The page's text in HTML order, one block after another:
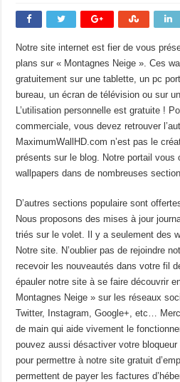
Notre site internet est fier de vous
plans sur « Montagnes Neige ». Ces
gratuitement sur une tablette, un pc
bureau, un écran de télévision ou sur
L’utilisation personnelle est gratuite !
commerciale, vous devez retrouver
MaximumWallHD.com n’est pas le
présents sur le blog. Notre portail vous
wallpapers dans de nombreuses
D’autres sections populaire sont
Nous proposons des mises à jour
triés sur le volet. Il y a seulement des
Notre site. N’oublier pas de rejoindre
recevoir les nouveautés dans votre fil
épauler notre site à se faire découvrir
Montagnes Neige » sur les réseaux
Twitter, Instagram, Google+, etc…
de main qui aide vivement le
pouvez aussi désactiver votre
pour permettre à notre site gratuit
permettent de payer les factures